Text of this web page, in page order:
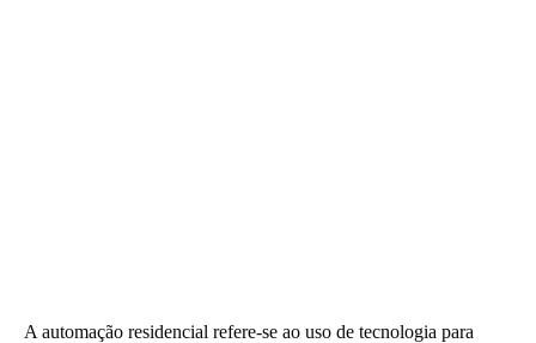
A automação residencial refere-se ao uso de tecnologia para